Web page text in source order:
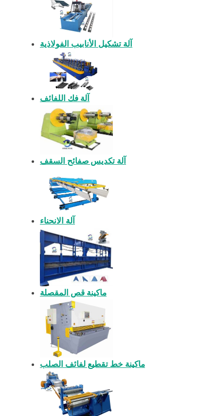
آلة تشكيل الأنابيب الفولاذية
آلة فك اللفائف
آلة تكديس صفائح السقف
آلة الانحناء
ماكينة قص المقصلة
ماكينة خط تقطيع لفائف الصلب